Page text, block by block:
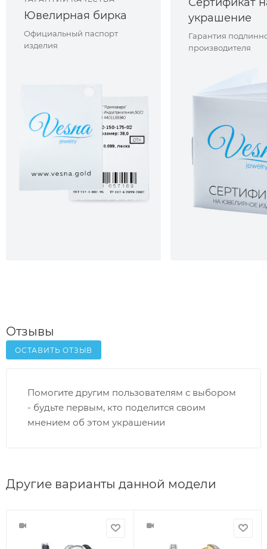
Ювелирная бирка
Официальный паспорт
изделия
украшение
Гарантия
производителя
Отзывы
ОСТАВИТЬ ОТЗЫВ
Помогите другим пользователям с выбором
- будьте первым, кто поделится своим
мнением об этом украшении
Другие варианты данной модели